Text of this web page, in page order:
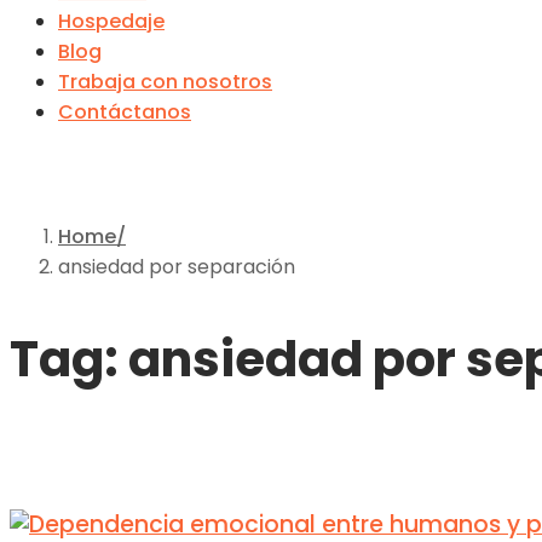
Hospedaje
Blog
Trabaja con nosotros
Contáctanos
Home
ansiedad por separación
Tag: ansiedad por